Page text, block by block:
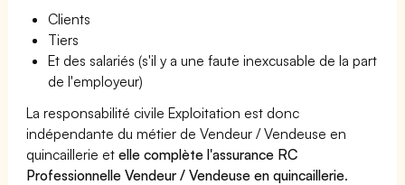
Clients
Tiers
Et des salariés (s'il y a une faute inexcusable de la part
de l'employeur)
La responsabilité civile Exploitation est donc
indépendante du métier de Vendeur / Vendeuse en
quincaillerie etelle complète l'assurance RC
Professionnelle Vendeur / Vendeuse en quincaillerie.